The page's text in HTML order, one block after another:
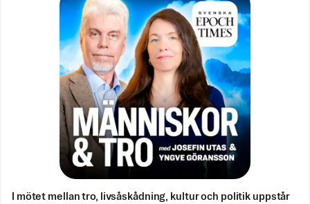
I mötet mellan tro, livsåskådning, kultur och politik uppstår